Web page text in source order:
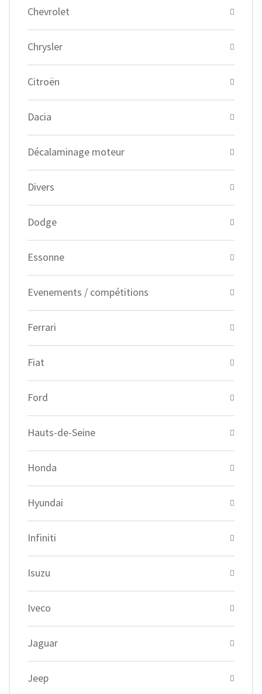
Chevrolet
Chrysler
Citroën
Dacia
Décalaminage moteur
Divers
Dodge
Essonne
Evenements / compétitions
Ferrari
Fiat
Ford
Hauts-de-Seine
Honda
Hyundai
Infiniti
Isuzu
Iveco
Jaguar
Jeep